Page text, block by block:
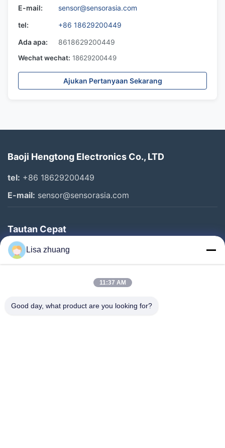
E-mail:
sensor@sensorasia.com
tel:
+86 18629200449
Ada apa:
8618629200449
Wechat wechat: 18629200449
Ajukan Pertanyaan Sekarang
Baoji Hengtong Electronics Co., LTD
tel: +86 18629200449
E-mail: sensor@sensorasia.com
Tautan Cepat
Rumah
Produk
Tentang Kami
Lisa zhuang
11:37 AM
Good day, what product are you looking for?